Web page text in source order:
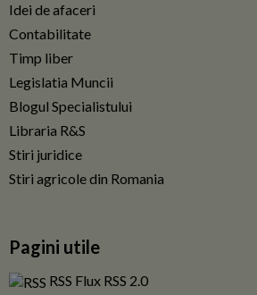
Idei de afaceri
Contabilitate
Timp liber
Legislatia Muncii
Blogul Specialistului
Libraria R&S
Stiri juridice
Stiri agricole din Romania
Pagini utile
RSS Flux RSS 2.0